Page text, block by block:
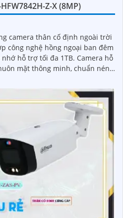
Z-X (8MP)
camera thân cố định ngoài trời
công nghệ hồng ngoại ban đêm
trợ tối đa 1TB. Camera hỗ
mặt thông minh, chuẩn nén
tính năng quản lý chỗ đỗ xe